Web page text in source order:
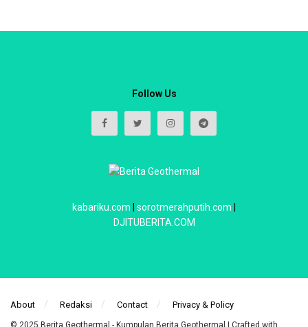
Follow Us
kabariku.com sorotmerahputih.com
DJITUBERITA.COM
About Redaksi Contact Privacy & Policy